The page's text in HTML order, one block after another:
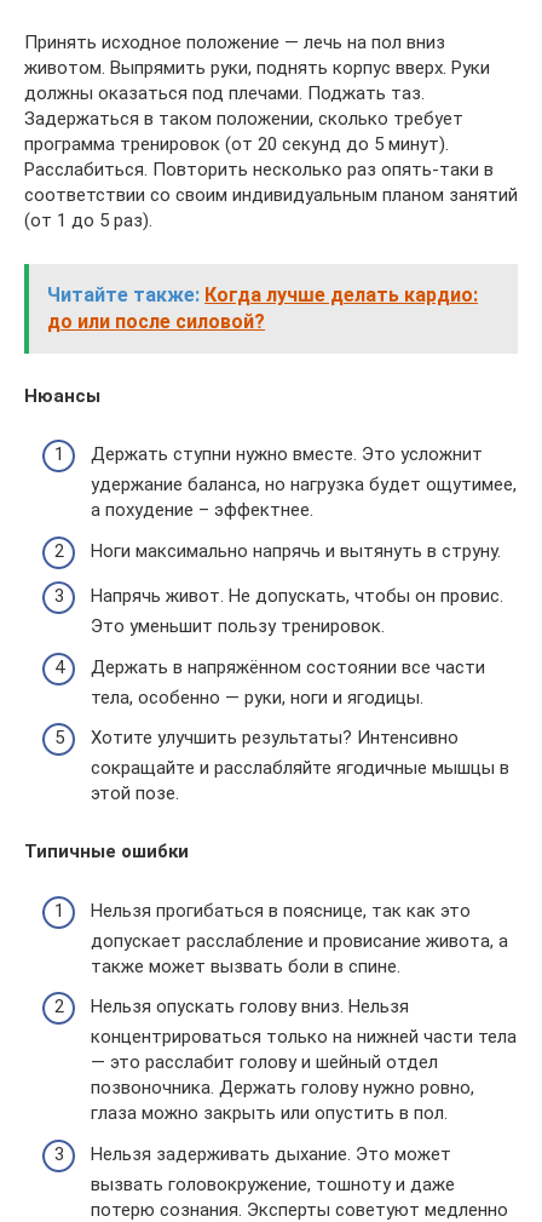
Принять исходное положение — лечь на пол вниз
животом. Выпрямить руки, поднять корпус вверх. Руки
должны оказаться под плечами. Поджать таз.
Задержаться в таком положении, сколько требует
программа тренировок (от 20 секунд до 5 минут).
Расслабиться. Повторить несколько раз опять-таки в
соответствии со своим индивидуальным планом занятий
(от 1 до 5 раз).
Читайте также: Когда лучше делать кардио:
до или после силовой?
Нюансы
Держать ступни нужно вместе. Это усложнит
удержание баланса, но нагрузка будет ощутимее,
а похудение – эффектнее.
Ноги максимально напрячь и вытянуть в струну.
Напрячь живот. Не допускать, чтобы он провис.
Это уменьшит пользу тренировок.
Держать в напряжённом состоянии все части
тела, особенно — руки, ноги и ягодицы.
Хотите улучшить результаты? Интенсивно
сокращайте и расслабляйте ягодичные мышцы в
этой позе.
Типичные ошибки
Нельзя прогибаться в пояснице, так как это
допускает расслабление и провисание живота, а
также может вызвать боли в спине.
Нельзя опускать голову вниз. Нельзя
концентрироваться только на нижней части тела
— это расслабит голову и шейный отдел
позвоночника. Держать голову нужно ровно,
глаза можно закрыть или опустить в пол.
Нельзя задерживать дыхание. Это может
вызвать головокружение, тошноту и даже
потерю сознания. Эксперты советуют медленно